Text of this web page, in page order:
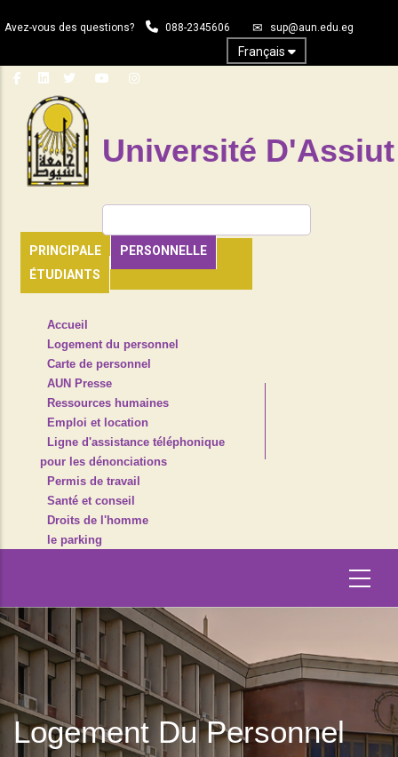
au
principal
Avez-vous des questions? 088-2345606 sup@aun.edu.eg
Français
Université D'Assiut
PRINCIPALE
PERSONNELLE
ÉTUDIANTS
HEADER
NAVIGATION
Accueil
Logement du personnel
Carte de personnel
AUN Presse
Ressources humaines
Emploi et location
Ligne d'assistance téléphonique
pour les dénonciations
Permis de travail
Santé et conseil
Droits de l'homme
le parking
Logement Du Personnel